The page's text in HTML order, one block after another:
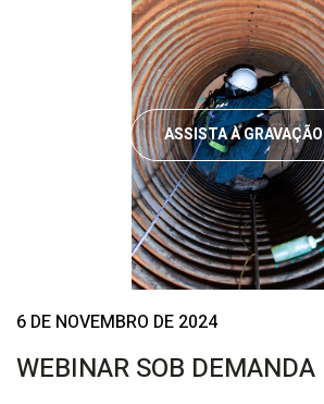
ASSISTA À GRAVAÇÃO
6 DE NOVEMBRO DE 2024
WEBINAR SOB DEMANDA